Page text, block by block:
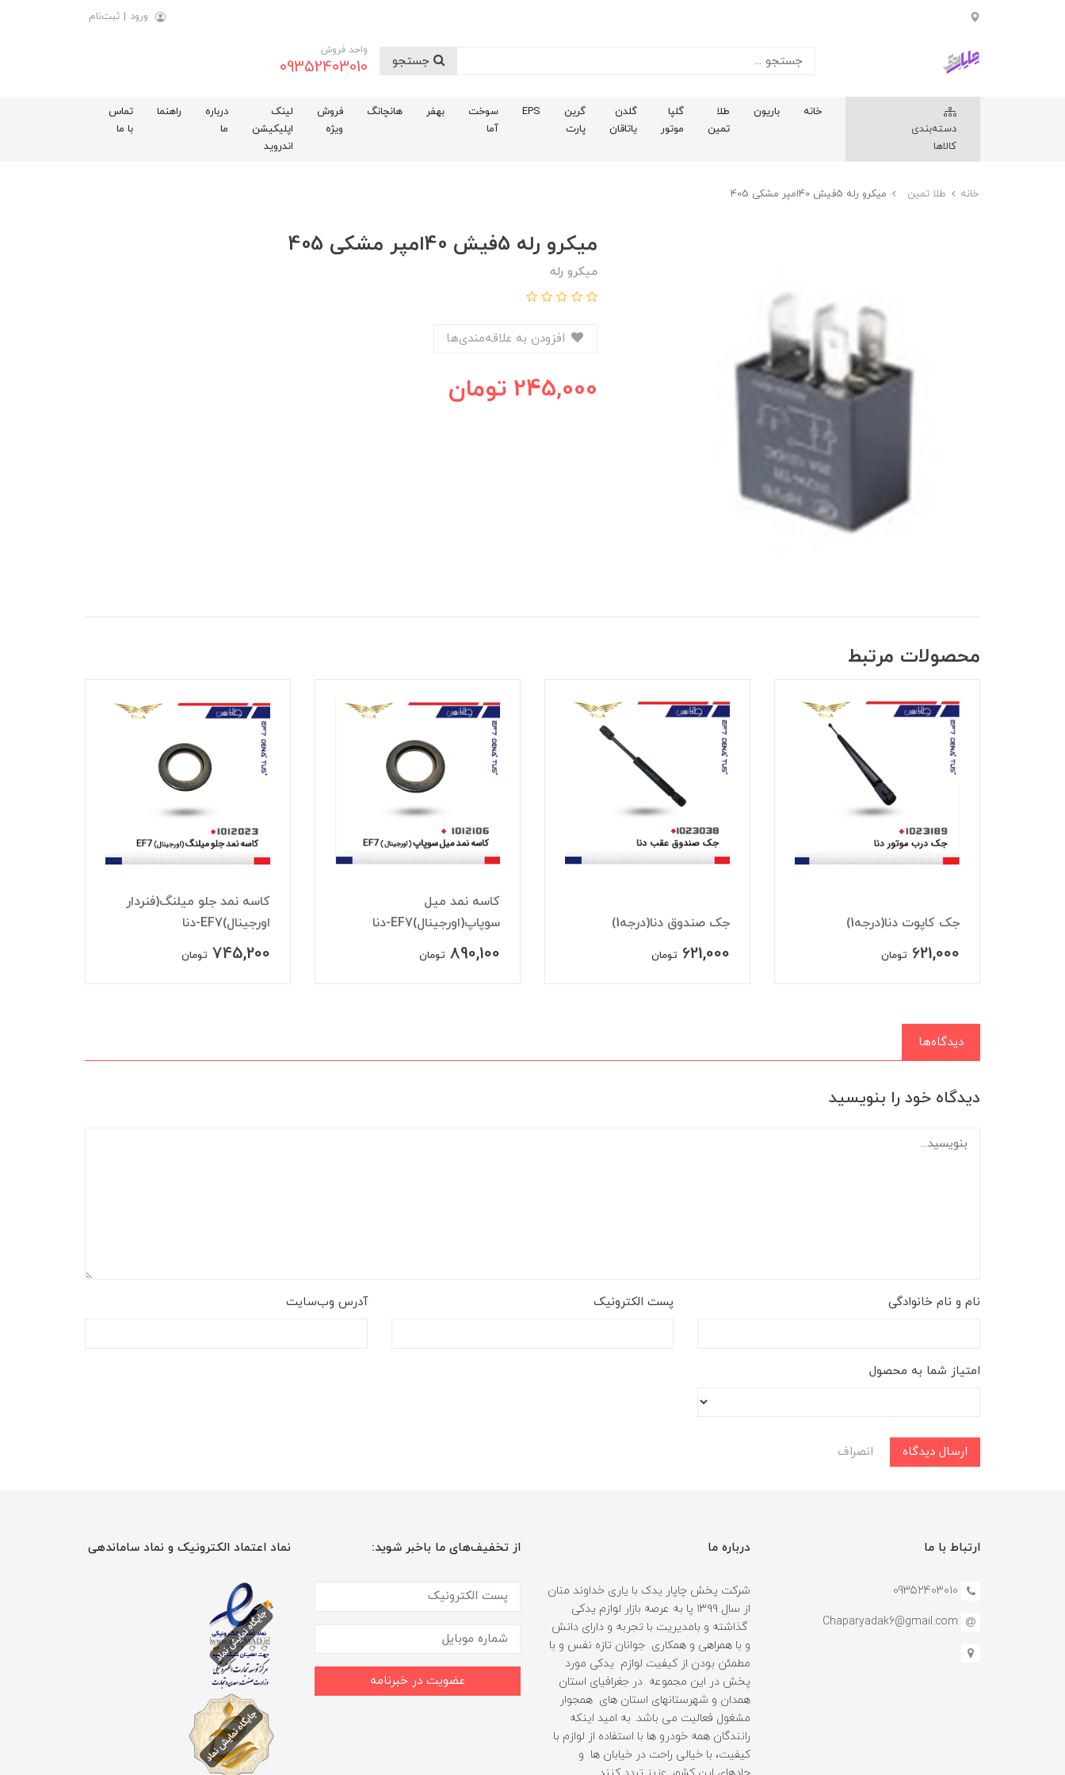
ورود | ثبت‌نام
واحد فروش
09352403010
دسته‌بندی
کالاها
خانه باریون
طلا
تمین
گلپا
موتور
گلدن
یاتاقان
گرین
پارت
EPS
سوخت
آما
بهفر هانچانگ
فروش
ویژه
لینک
اپلیکیشن
اندروید
درباره
ما
راهنما
تماس
با ما
خانه طلا تمین میکرو رله 5فیش 40امپر مشکی 405
میکرو رله 5فیش 40امپر مشکی 405
میکرو رله
245,000 تومان
محصولات مرتبط
جک کاپوت دنا(درجه1)
621,000 تومان
جک صندوق دنا(درجه1)
621,000 تومان
کاسه نمد ميل
سوپاپ(اورجينال)EF7-دنا
890,100 تومان
کاسه نمد جلو ميلنگ(فنردار
اورجينال)EF7-دنا
745,200 تومان
دیدگاه‌ها
دیدگاه خود را بنویسید
نام و نام خانوادگی پست الکترونیک آدرس وب‌سایت
امتیاز شما به محصول
ارسال دیدگاه انصراف
ارتباط با ما
09352403010
Chaparyadak6@gmail.com
درباره ما
شرکت پخش چاپار یدک با یاری خداوند منان
از سال ۱۳۹۹ پا به عرصه بازار لوازم یدکی
گذاشته و بامدیریت با تجربه و دارای دانش
و با همراهی و همکاری جوانان تازه نفس و با
مطمئن بودن از کیفیت لوازم یدکی مورد
پخش در این مجموعه در جغرافیای استان
همدان و شهرستانهای استان های همجوار
مشغول فعالیت می باشد. به امید اینکه
رانندگان همه خودرو ها با استفاده از لوازم با
کیفیت، با خیالی راحت در خیابان ها و
از تخفیف‌های ما باخبر شوید:
عضویت در خبرنامه
نماد اعتماد الکترونیک و نماد ساماندهی